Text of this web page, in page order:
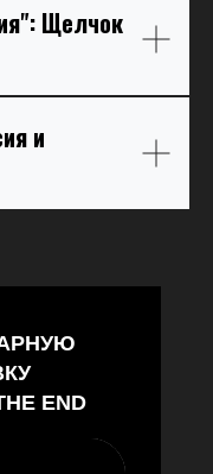
Щелчок
и
END